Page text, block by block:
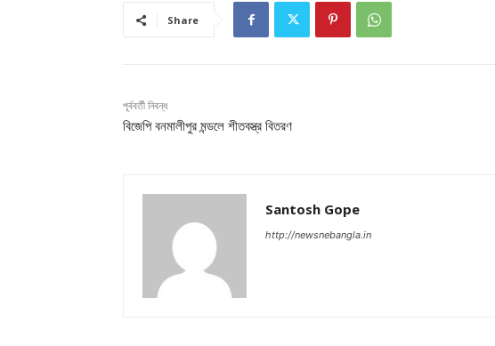
Share
পূর্ববর্তী নিবন্ধ
বিজেপি বনমালীপুর মন্ডলে শীতবস্ত্র বিতরণ
Santosh Gope
http://newsnebangla.in